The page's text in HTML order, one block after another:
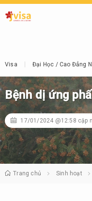
Visa Đại Học / Cao Đẳng
Bệnh dị ứng
17/01/2024 @12:58 cập
Trang chủ Sinh hoạt